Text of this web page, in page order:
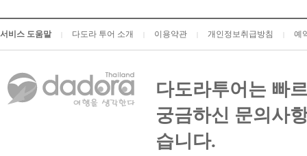
서비스 도움말 다도라 투어 소개 이용약관 개인정보취급방침 예
다도라투어는 빠
궁금하신 문의사
습니다.